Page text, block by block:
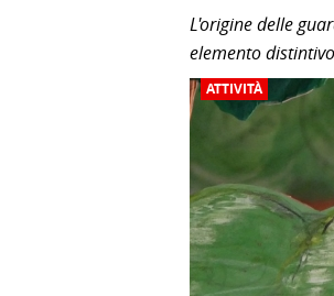
L'origine delle
elemento
ATTIVITÀ